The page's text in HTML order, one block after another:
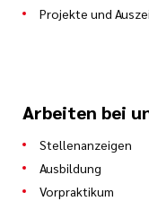
Projekte und
Arbeiten bei
Stellenanzeigen
Ausbildung
Vorpraktikum